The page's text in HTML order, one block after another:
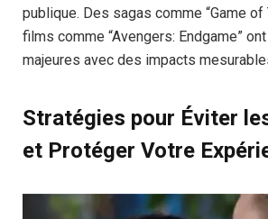
publique. Des sagas comme “Game of
films comme “Avengers: Endgame”
majeures avec des impacts
Stratégies pour Éviter
et Protéger Votre